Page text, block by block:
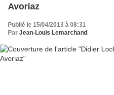
Avoriaz
Publié le 15/04/2013 à 08:31
Par Jean-Louis Lemarchand